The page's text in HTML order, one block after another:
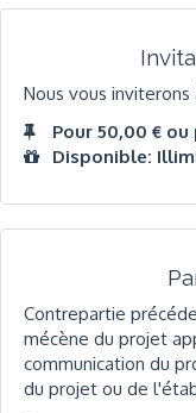
Nous vous
Pour 50,00 € ou
Disponible:
Contrepartie
mécène du projet
communication du
du projet ou de